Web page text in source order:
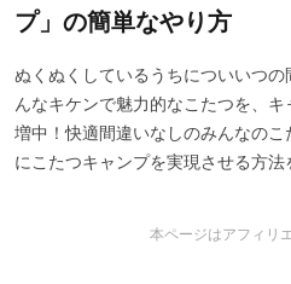
プ」の簡単なやり方
ぬくぬくしているうちについいつ
んなキケンで魅力的なこたつを、
増中！快適間違いなしのみんなの
にこたつキャンプを実現させる方法
本ページはアフィリ